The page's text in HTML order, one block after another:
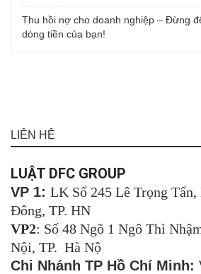
Thu hồi nợ cho doanh nghiệp – Đừng
dòng tiền của bạn!
LIÊN HỆ
LUẬT DFC GROUP
VP 1: LK Số 245 Lê Trọng
Đông, TP. HN
VP2: Số 48 Ngõ 1 Ngô Thì
Nội, TP. Hà Nộ
Chi Nhánh TP Hồ Chí Minh: